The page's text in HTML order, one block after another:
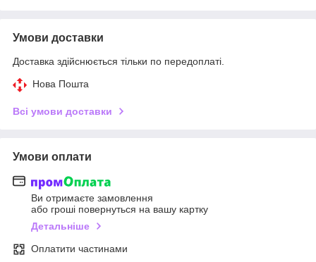
Умови доставки
Доставка здійснюється тільки по передоплаті.
Нова Пошта
Всі умови доставки
Умови оплати
Ви отримаєте замовлення
або гроші повернуться на вашу картку
Детальніше
Оплатити частинами